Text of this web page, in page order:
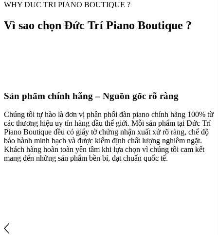
WHY DUC TRI PIANO BOUTIQUE ?
Vì sao chọn Đức Trí Piano Boutique ?
Sản phẩm chính hãng – Nguồn gốc rõ ràng
Chúng tôi tự hào là đơn vị phân phối đàn piano chính hãng 100% từ
các thương hiệu uy tín hàng đầu thế giới. Mỗi sản phẩm tại Đức Trí
Piano Boutique đều có giấy tờ chứng nhận xuất xứ rõ ràng, chế độ
bảo hành minh bạch và được kiểm định chất lượng nghiêm ngặt.
Khách hàng hoàn toàn yên tâm khi lựa chọn vì chúng tôi cam kết
mang đến những sản phẩm bền bỉ, đạt chuẩn quốc tế.